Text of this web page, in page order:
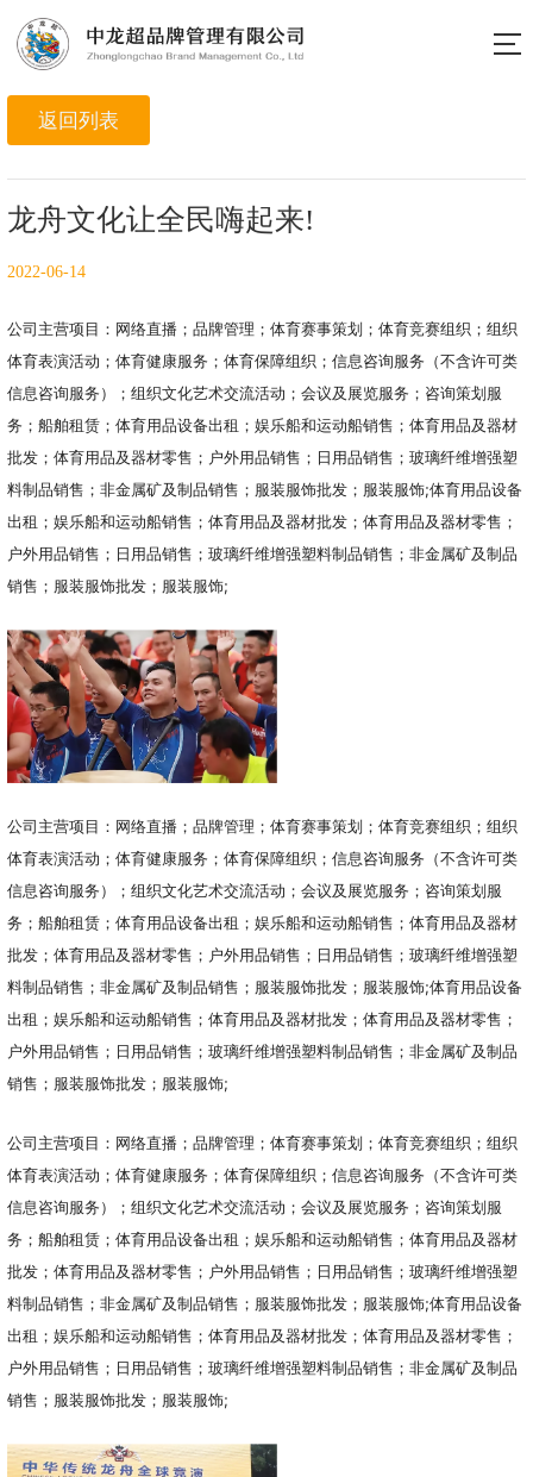
龙舟文化让全民嗨起来!
2022-06-14
公司主营项目：网络直播；品牌管理；体育赛事策划；体育竞赛组织；组织
体育表演活动；体育健康服务；体育保障组织；信息咨询服务（不含许可类
信息咨询服务）；组织文化艺术交流活动；会议及展览服务；咨询策划服
务；船舶租赁；体育用品设备出租；娱乐船和运动船销售；体育用品及器材
批发；体育用品及器材零售；户外用品销售；日用品销售；玻璃纤维增强塑
料制品销售；非金属矿及制品销售；服装服饰批发；服装服饰;体育用品设备
出租；娱乐船和运动船销售；体育用品及器材批发；体育用品及器材零售；
户外用品销售；日用品销售；玻璃纤维增强塑料制品销售；非金属矿及制品
销售；服装服饰批发；服装服饰;
公司主营项目：网络直播；品牌管理；体育赛事策划；体育竞赛组织；组织
体育表演活动；体育健康服务；体育保障组织；信息咨询服务（不含许可类
信息咨询服务）；组织文化艺术交流活动；会议及展览服务；咨询策划服
务；船舶租赁；体育用品设备出租；娱乐船和运动船销售；体育用品及器材
批发；体育用品及器材零售；户外用品销售；日用品销售；玻璃纤维增强塑
料制品销售；非金属矿及制品销售；服装服饰批发；服装服饰;体育用品设备
出租；娱乐船和运动船销售；体育用品及器材批发；体育用品及器材零售；
户外用品销售；日用品销售；玻璃纤维增强塑料制品销售；非金属矿及制品
销售；服装服饰批发；服装服饰;
公司主营项目：网络直播；品牌管理；体育赛事策划；体育竞赛组织；组织
体育表演活动；体育健康服务；体育保障组织；信息咨询服务（不含许可类
信息咨询服务）；组织文化艺术交流活动；会议及展览服务；咨询策划服
务；船舶租赁；体育用品设备出租；娱乐船和运动船销售；体育用品及器材
批发；体育用品及器材零售；户外用品销售；日用品销售；玻璃纤维增强塑
料制品销售；非金属矿及制品销售；服装服饰批发；服装服饰;体育用品设备
出租；娱乐船和运动船销售；体育用品及器材批发；体育用品及器材零售；
户外用品销售；日用品销售；玻璃纤维增强塑料制品销售；非金属矿及制品
销售；服装服饰批发；服装服饰;